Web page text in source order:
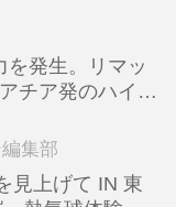
を発生。リマッ
チア発のハイパ
集部
見上げて IN 東